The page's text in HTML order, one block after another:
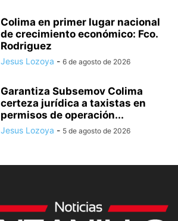
Colima en primer lugar nacional
de crecimiento económico: Fco.
Rodriguez
Jesus Lozoya - 6 de agosto de 2026
Garantiza Subsemov Colima
certeza jurídica a taxistas en
permisos de operación...
Jesus Lozoya - 5 de agosto de 2026